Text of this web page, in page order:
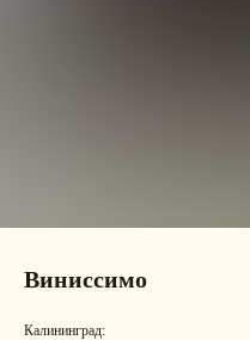
Виниссимо
Калининград: